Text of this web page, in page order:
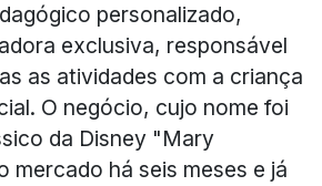
personalizado,
exclusiva, responsável
as atividades com a criança
O negócio, cujo nome foi
da Disney "Mary
mercado há seis meses e já